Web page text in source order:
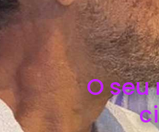
O